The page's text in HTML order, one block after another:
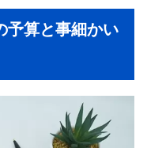
予算と事細かい